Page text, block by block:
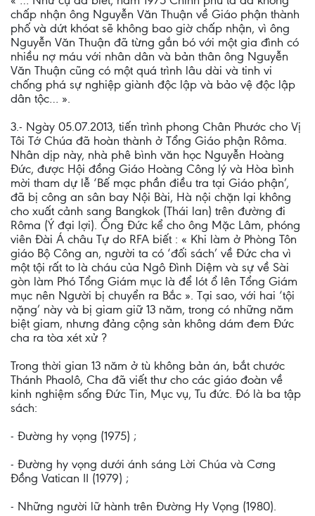
chấp nhận ông Nguyễn Văn Thuận về Giáo phận thành
phố và dứt khóat sẽ không bao giờ chấp nhận, vì ông
Nguyễn Văn Thuận đã từng gắn bó với một gia đình có
nhiều nợ máu với nhân dân và bản thân ông Nguyễn
Văn Thuận cũng có một quá trình lâu dài và tinh vi
chống phá sự nghiệp giành độc lập và bảo vệ độc lập
dân tộc… ».
3.- Ngày 05.07.2013, tiến trình phong Chân Phước cho Vị
Tôi Tớ Chúa đã hoàn thành ở Tổng Giáo phận Rôma.
Nhân dịp này, nhà phê bình văn học Nguyễn Hoàng
Ðức, được Hội đồng Giáo Hoàng Công lý và Hòa bình
mời tham dự lễ ‘Bế mạc phần điều tra tại Giáo phận’,
đã bị công an sân bay Nội Bài, Hà nội chặn lại không
cho xuất cảnh sang Bangkok (Thái lan) trên đường đi
Rôma (Ý đại lợi). Ông Ðức kể cho ông Mặc Lâm, phóng
viên Ðài Á châu Tự do RFA biết : « Khi làm ở Phòng Tôn
giáo Bộ Công an, người ta có ‘đối sách’ về Ðức cha vì
một tội rất to là cháu của Ngô Ðình Diệm và sự về Sài
gòn làm Phó Tổng Giám mục là để lót ổ lên Tổng Giám
mục nên Người bị chuyển ra Bắc ». Tại sao, với hai ‘tội
nặng’ này và bị giam giữ 13 năm, trong có những năm
biệt giam, nhưng đảng cộng sản không dám đem Ðức
cha ra tòa xét xử ?
Trong thời gian 13 năm ở tù không bản án, bắt chước
Thánh Phaolô, Cha đã viết thư cho các giáo đoàn về
kinh nghiệm sống Ðức Tin, Mục vụ, Tu đức. Ðó là ba tập
sách:
- Ðường hy vọng (1975) ;
- Ðường hy vọng dưới ánh sáng Lời Chúa và Cơng
Đồng Vatican II (1979) ;
- Những người lữ hành trên Ðường Hy Vọng (1980).